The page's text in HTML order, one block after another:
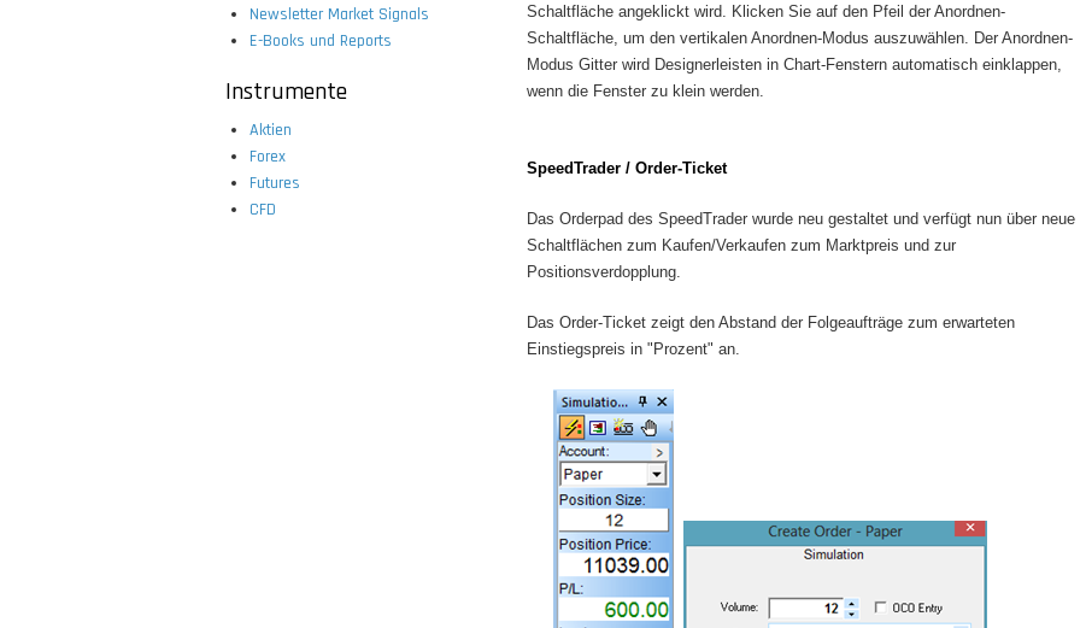
Newsletter Market Signals
E-Books und Reports
Instrumente
Aktien
Forex
Futures
CFD
Schaltfläche angeklickt wird. Klicken Sie auf den Pfeil der Anordnen-
Schaltfläche, um den vertikalen Anordnen-Modus auszuwählen. Der Anordnen-
Modus Gitter wird Designerleisten in Chart-Fenstern automatisch einklappen,
wenn die Fenster zu klein werden.
SpeedTrader / Order-Ticket
Das Orderpad des SpeedTrader wurde neu gestaltet und verfügt nun über neue
Schaltflächen zum Kaufen/Verkaufen zum Marktpreis und zur
Positionsverdopplung.
Das Order-Ticket zeigt den Abstand der Folgeaufträge zum erwarteten
Einstiegspreis in "Prozent" an.